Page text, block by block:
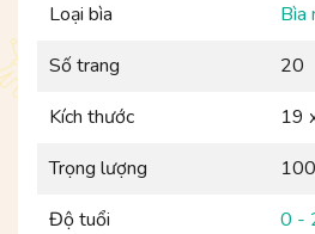
Loại bìa
Bìa
Số trang
20
Kích thước
19
Trọng lượng
Độ tuổi
0 -